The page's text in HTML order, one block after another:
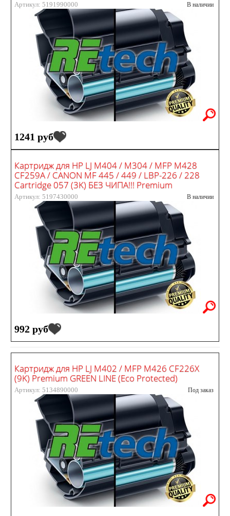
Артикул: 5191990000 В наличии
1241 руб
Картридж для HP LJ M404 / M304 / MFP M428
CF259A / CANON MF 445 / 449 / LBP-226 / 228
Cartridge 057 (3K) БЕЗ ЧИПА!!! Premium
Артикул: 5197430000 В наличии
992 руб
Картридж для HP LJ M402 / MFP M426 CF226X
(9K) Premium GREEN LINE (Eco Protected)
Артикул: 5134890000 Под заказ